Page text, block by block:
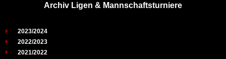
Archiv Ligen & Mannschaftsturniere
2023/2024
2022/2023
2021/2022